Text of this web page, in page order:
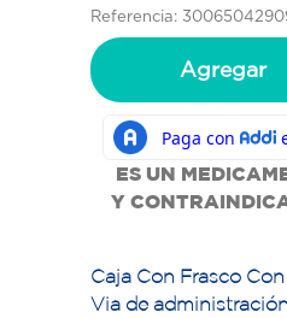
Referencia:
Agregar
ES UN
Y
Caja Con Frasco
Via de